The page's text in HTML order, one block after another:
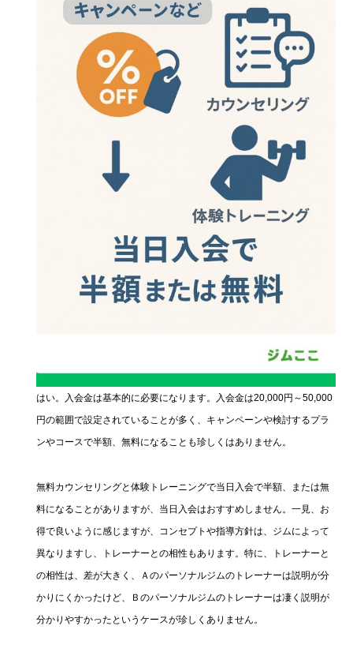
はい。入会金は基本的に必要になります。入会金は20,000円～50,000
円の範囲で設定されていることが多く、キャンペーンや検討するプラ
ンやコースで半額、無料になることも珍しくはありません。
無料カウンセリングと体験トレーニングで当日入会で半額、または無
料になることがありますが、当日入会はおすすめしません。一見、お
得で良いように感じますが、コンセプトや指導方針は、ジムによって
異なりますし、トレーナーとの相性もあります。特に、トレーナーと
の相性は、差が大きく、Ａのパーソナルジムのトレーナーは説明が分
かりにくかったけど、Ｂのパーソナルジムのトレーナーは凄く説明が
分かりやすかったというケースが珍しくありません。